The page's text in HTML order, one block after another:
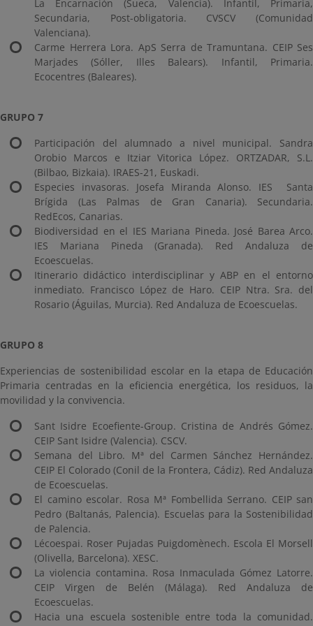
La Encarnación (Sueca, Valencia). Infantil, Primaria,
Secundaria, Post-obligatoria. CVSCV (Comunidad
Valenciana).
Carme Herrera Lora. ApS Serra de Tramuntana. CEIP Ses
Marjades (Sóller, Illes Balears). Infantil, Primaria.
Ecocentres (Baleares).
GRUPO 7
Participación del alumnado a nivel municipal. Sandra
Orobio Marcos e Itziar Vitorica López. ORTZADAR, S.L.
(Bilbao, Bizkaia). IRAES-21, Euskadi.
Especies invasoras. Josefa Miranda Alonso. IES Santa
Brígida (Las Palmas de Gran Canaria). Secundaria.
RedEcos, Canarias.
Biodiversidad en el IES Mariana Pineda. José Barea Arco.
IES Mariana Pineda (Granada). Red Andaluza de
Ecoescuelas.
Itinerario didáctico interdisciplinar y ABP en el entorno
inmediato. Francisco López de Haro. CEIP Ntra. Sra. del
Rosario (Águilas, Murcia). Red Andaluza de Ecoescuelas.
GRUPO 8
Experiencias de sostenibilidad escolar en la etapa de Educación
Primaria centradas en la eficiencia energética, los residuos, la
movilidad y la convivencia.
Sant Isidre Ecoefiente-Group. Cristina de Andrés Gómez.
CEIP Sant Isidre (Valencia). CSCV.
Semana del Libro. Mª del Carmen Sánchez Hernández.
CEIP El Colorado (Conil de la Frontera, Cádiz). Red Andaluza
de Ecoescuelas.
El camino escolar. Rosa Mª Fombellida Serrano. CEIP san
Pedro (Baltanás, Palencia). Escuelas para la Sostenibilidad
de Palencia.
Lécoespai. Roser Pujadas Puigdomènech. Escola El Morsell
(Olivella, Barcelona). XESC.
La violencia contamina. Rosa Inmaculada Gómez Latorre.
CEIP Virgen de Belén (Málaga). Red Andaluza de
Ecoescuelas.
Hacia una escuela sostenible entre toda la comunidad.